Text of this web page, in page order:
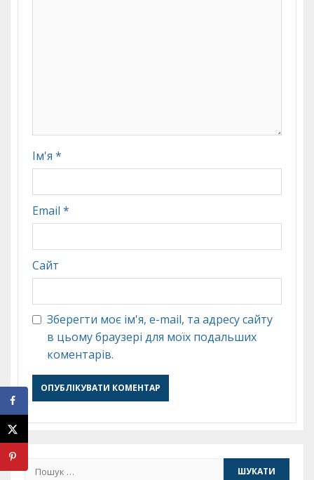
Ім'я *
Email *
Сайт
Зберегти моє ім'я, e-mail, та адресу сайту
в цьому браузері для моїх подальших
коментарів.
Пошук: